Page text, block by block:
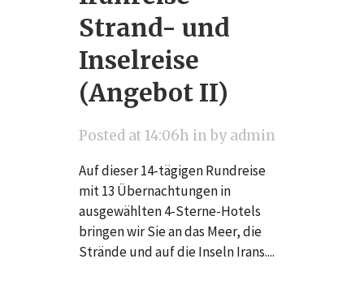
Strand- und
Inselreise
(Angebot II)
Posted at 14:06h in by admin
Auf dieser 14-tägigen Rundreise
mit 13 Übernachtungen in
ausgewählten 4-Sterne-Hotels
bringen wir Sie an das Meer, die
Strände und auf die Inseln Irans....